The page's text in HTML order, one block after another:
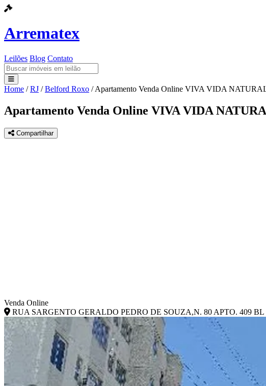
Arrematex
Leilões Blog Contato
Leilões
Blog
Contato
Home / RJ / Belford Roxo / Apartamento Venda Online VIVA VIDA
Apartamento Venda Online VIVA VIDA
Compartilhar
Venda Online
RUA SARGENTO GERALDO PEDRO DE SOUZA,N. 80 APTO. 409